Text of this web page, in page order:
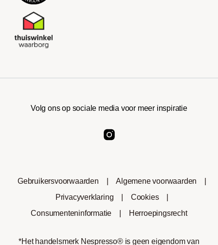
Volg ons op sociale media voor meer inspiratie
Gebruikersvoorwaarden Algemene voorwaarden
Privacyverklaring
Cookies
Consumenteninformatie
Herroepingsrecht
*Het handelsmerk Nespresso® is geen eigendom van